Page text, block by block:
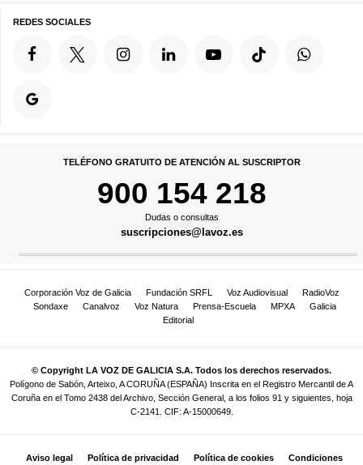
REDES SOCIALES
TELÉFONO GRATUITO DE ATENCIÓN AL SUSCRIPTOR
900 154 218
Dudas o consultas
suscripciones@lavoz.es
Corporación Voz de Galicia Fundación SRFL Voz Audiovisual
RadioVoz
Sondaxe
Canalvoz Voz Natura Prensa-Escuela MPXA
Galicia
Editorial
© Copyright LA VOZ DE GALICIA S.A. Todos los derechos reservados.
Polígono de Sabón, Arteixo, A CORUÑA (ESPAÑA) Inscrita en el Registro Mercantil de A
Coruña en el Tomo 2438 del Archivo, Sección General, a los folios 91 y siguientes, hoja
C-2141. CIF: A-15000649.
Aviso legal Política de privacidad Política de cookies Condiciones